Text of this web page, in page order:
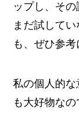
ップし、そ
まだ試して
も、ぜひ参考
私の個人的
も大好物な